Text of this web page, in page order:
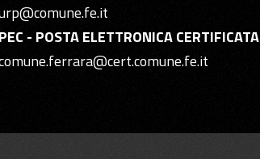
PEC - POSTA ELETTRONICA CERTIFICATA